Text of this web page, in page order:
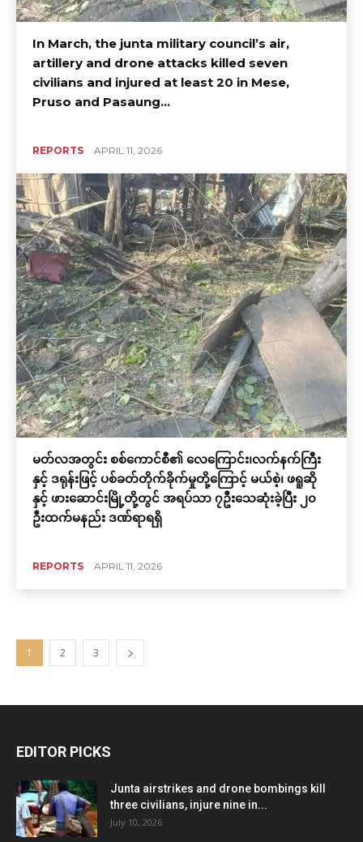
In March, the junta military council’s air,
artillery and drone attacks killed seven
civilians and injured at least 20 in Mese,
Pruso and Pasaung...
REPORTS APRIL 11, 2026
မတ်လအတွင်း စစ်ကောင်စီ၏ လေကြောင်း၊လက်နက်ကြီး
နှင့် ဒရုန်းဖြင့် ပစ်ခတ်တိုက်ခိုက်မှုတို့ကြောင့် မယ်စဲ့၊ ဖရူဆို
နှင့် ဖားဆောင်းမြို့တို့တွင် အရပ်သာ ၇ဦးသေဆုံးခဲ့ပြီး ၂၀
ဦးထက်မနည်း ဒဏ်ရာရရှိ
REPORTS APRIL 11, 2026
1 2 3
EDITOR PICKS
Junta airstrikes and drone bombings kill
three civilians, injure nine in...
July 10, 2026